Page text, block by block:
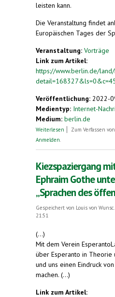
leisten kann.
Die Veranstaltung findet
Europäischen Tages der
Veranstaltung: Vorträge
Link zum Artikel:
https://www.berlin.de/
Veröffentlichung: 2022-
Medientyp: Internet-
Medium: berlin.de
Weiterlesen über Esperanto als
Zum Verfassen
Anmelden
Kiezspaziergang
Ephraim Gothe
„Sprachen des
Gespeichert von Louis von Wunsc...
21:51
(...)
Mit dem Verein
über Esperanto in Theorie
und uns einen Eindruck
machen. (...)
Link zum Artikel: